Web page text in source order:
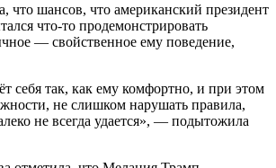
что шансов, что американский президент
что-то продемонстрировать
— свойственное ему поведение,
себя так, как ему комфортно, и при этом
не слишком нарушать правила,
не всегда удается», — подытожила